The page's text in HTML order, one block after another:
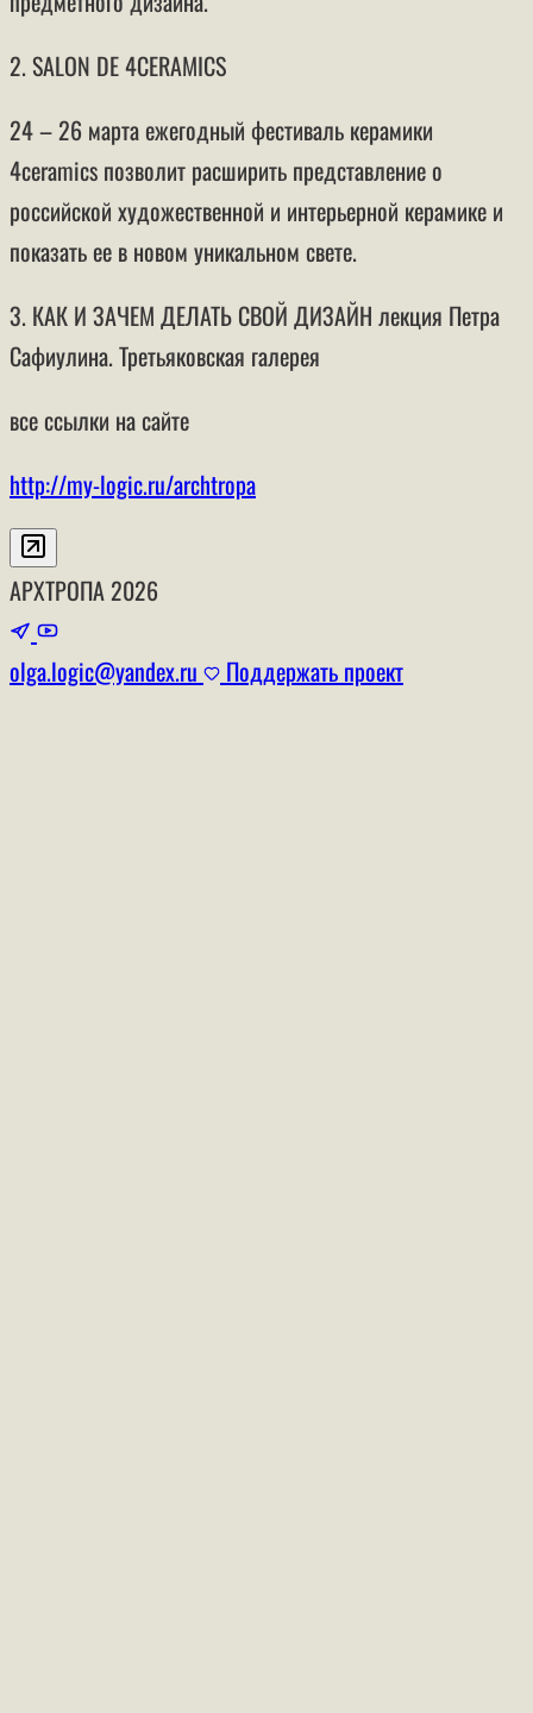
2. SALON DE 4CERAMICS
24 – 26 марта ежегодный фестиваль керамики
4ceramics позволит расширить представление о
российской художественной и интерьерной керамике и
показать ее в новом уникальном свете.
3. КАК И ЗАЧЕМ ДЕЛАТЬ СВОЙ ДИЗАЙН лекция Петра
Сафиулина. Третьяковская галерея
все ссылки на сайте
http://my-logic.ru/archtropa
АРХТРОПА 2026
olga.logic@yandex.ru Поддержать проект